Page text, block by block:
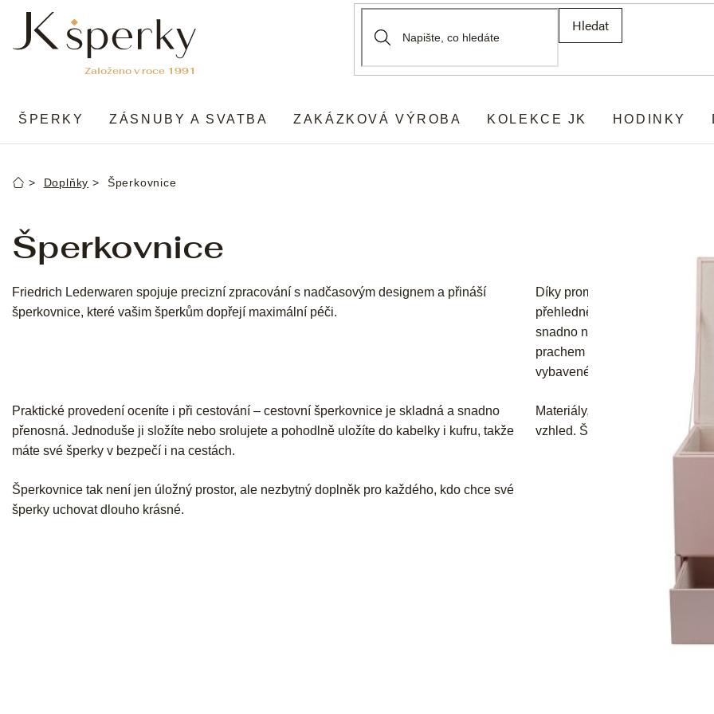
obsah
Hledat
ŠPERKY ZÁSNUBY A SVATBA ZAKÁZKOVÁ VÝROBA KOLEKCE JK HODINKY
DomůDoplňky Šperkovnice
Šperkovnice
Friedrich Lederwaren spojuje precizní zpracování s nadčasovým designem a přináší
šperkovnice, které vašim šperkům dopřejí maximální péči.
Díky promyšlenému vnitřnímu
přehledně uložené, bez
snadno ničí nebo ztrácejí svůj
prachem i ztrátou, takže si
vybavené praktickým
Praktické provedení oceníte i při cestování – cestovní šperkovnice je skladná a snadno
přenosná. Jednoduše ji složíte nebo srolujete a pohodlně uložíte do kabelky i kufru, takže
máte své šperky v bezpečí i na cestách.
Materiály, jako je kůže,
vzhled. Široká škála barev
Šperkovnice tak není jen úložný prostor, ale nezbytný doplněk pro každého, kdo chce své
šperky uchovat dlouho krásné.